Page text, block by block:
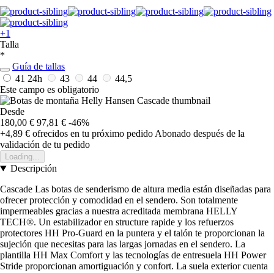
+1
Talla
*
Guía de tallas
41 24h 43 44
44,5
Este campo es obligatorio
Desde
180,00 € 97,81 € -46%
+4,89 € ofrecidos en tu próximo pedido Abonado después de la
validación de tu pedido
Loading...
Descripción
Cascade Las botas de senderismo de altura media están diseñadas para
ofrecer protección y comodidad en el sendero. Son totalmente
impermeables gracias a nuestra acreditada membrana HELLY
TECH®. Un estabilizador en structure rapide y los refuerzos
protectores HH Pro-Guard en la puntera y el talón te proporcionan la
sujeción que necesitas para las largas jornadas en el sendero. La
plantilla HH Max Comfort y las tecnologías de entresuela HH Power
Stride proporcionan amortiguación y confort. La suela exterior cuenta